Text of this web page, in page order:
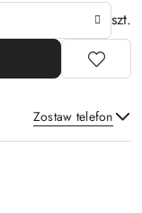
szt.
Zostaw telefon